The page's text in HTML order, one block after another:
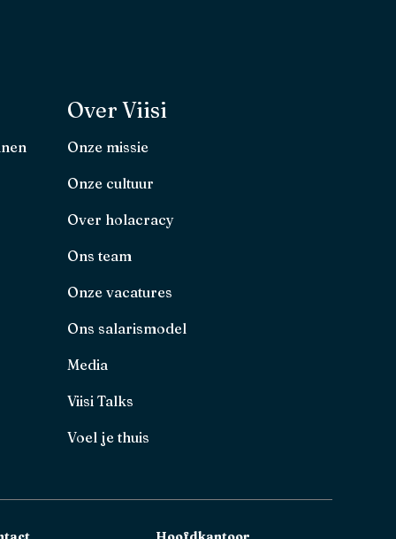
Over Viisi
Onze missie
Onze cultuur
Over holacracy
Ons team
Onze vacatures
Ons salarismodel
Media
Viisi Talks
Voel je thuis